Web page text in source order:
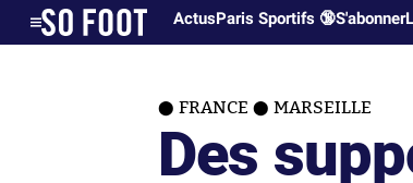
ActusParis Sportifs 🔞S'abonner
FRANCE MARSEILLE
Des